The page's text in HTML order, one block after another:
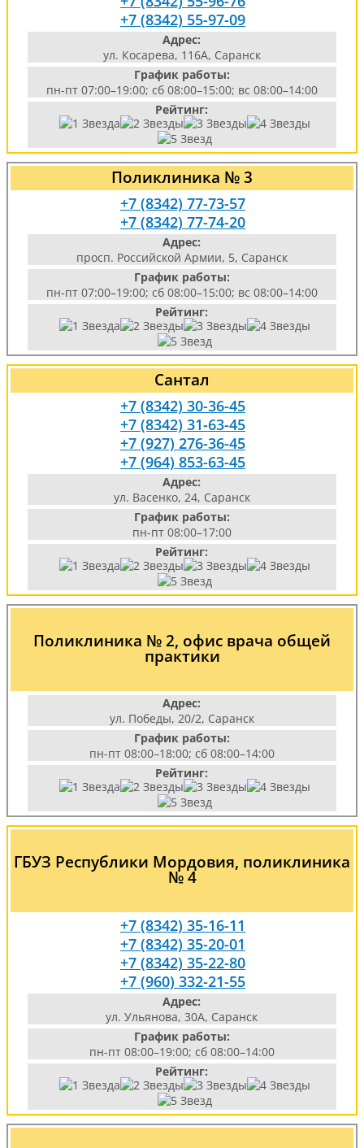
+7 (8342) 55-97-09
Адрес:
ул. Косарева, 116А, Саранск
График работы:
пн-пт 07:00–19:00; сб 08:00–15:00; вс 08:00–14:00
Рейтинг:
Поликлиника № 3
+7 (8342) 77-73-57
+7 (8342) 77-74-20
Адрес:
просп. Российской Армии, 5, Саранск
График работы:
пн-пт 07:00–19:00; сб 08:00–15:00; вс 08:00–14:00
Рейтинг:
Сантал
+7 (8342) 30-36-45
+7 (8342) 31-63-45
+7 (927) 276-36-45
+7 (964) 853-63-45
Адрес:
ул. Васенко, 24, Саранск
График работы:
пн-пт 08:00–17:00
Рейтинг:
Поликлиника № 2, офис врача общей
практики
Адрес:
ул. Победы, 20/2, Саранск
График работы:
пн-пт 08:00–18:00; сб 08:00–14:00
Рейтинг:
ГБУЗ Республики Мордовия, поликлиника
№ 4
+7 (8342) 35-16-11
+7 (8342) 35-20-01
+7 (8342) 35-22-80
+7 (960) 332-21-55
Адрес:
ул. Ульянова, 30А, Саранск
График работы:
пн-пт 08:00–19:00; сб 08:00–14:00
Рейтинг: